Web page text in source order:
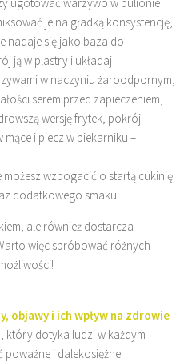
je na gładką konsystencję,
nadaje się jako baza do
ją w plastry i układaj
w naczyniu żaroodpornym;
serem przed zapieczeniem,
wersję frytek, pokrój
mące i piecz w piekarniku –
wzbogacić o startą cukinię
dodatkowego smaku.
ale również dostarcza
więc spróbować różnych
objawy i ich wpływ na zdrowie
który dotyka ludzi w każdym
i dalekosiężne.